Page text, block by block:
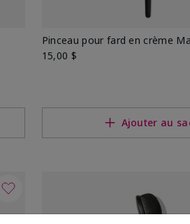
Pinceau pour fard en crème
15,00 $
Ajouter au